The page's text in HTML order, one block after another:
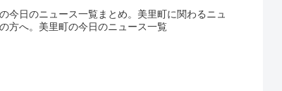
今日のニュース一覧まとめ。美里町に関わるニュ
方へ。美里町の今日のニュース一覧